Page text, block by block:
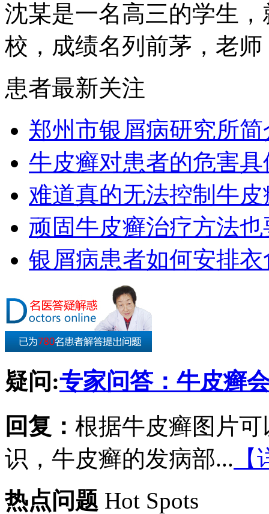
沈某是一名高三的学生
校，成绩名列前茅，老师
患者最新关注
郑州市银屑病研究所简
牛皮癣对患者的危害
难道真的无法控制牛
顽固牛皮癣治疗方法也
银屑病患者如何安排
疑问:专家问答：牛皮癣
回复： 根据牛皮癣图片
识，牛皮癣的发病部...
热点问题 Hot Spots